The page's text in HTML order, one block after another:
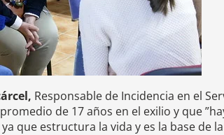
Responsable de Incidencia en el
de 17 años en el exilio y que
que estructura la vida y es la base de